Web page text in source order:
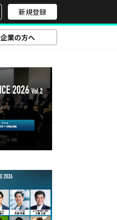
新規登録
企業の方へ